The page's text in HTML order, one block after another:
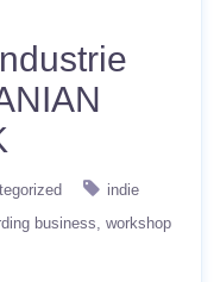
indie
business workshop